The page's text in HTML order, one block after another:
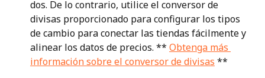
dos. De lo contrario, utilice el conversor de
divisas proporcionado para configurar los tipos
de cambio para conectar las tiendas fácilmente y
alinear los datos de precios. ** Obtenga más
información sobre el conversor de divisas **